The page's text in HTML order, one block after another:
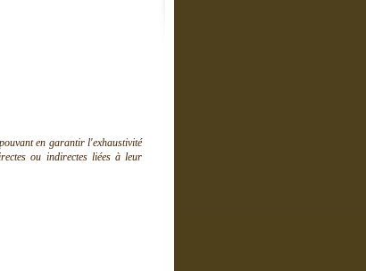
en garantir l'exhaustivité
ou indirectes liées à leur